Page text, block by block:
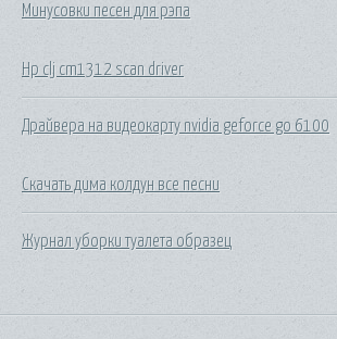
Минусовки песен для рэпа
Hp clj cm1312 scan driver
Драйвера на видеокарту nvidia geforce go 6100
Скачать дима колдун все песни
Журнал уборки туалета образец